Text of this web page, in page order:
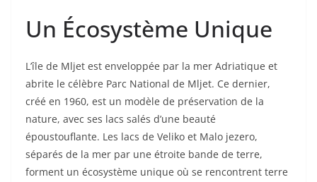
Un Écosystème Unique
L’île de Mljet est enveloppée par la mer Adriatique et
abrite le célèbre Parc National de Mljet. Ce dernier,
créé en 1960, est un modèle de préservation de la
nature, avec ses lacs salés d’une beauté
époustouflante. Les lacs de Veliko et Malo jezero,
séparés de la mer par une étroite bande de terre,
forment un écosystème unique où se rencontrent terre